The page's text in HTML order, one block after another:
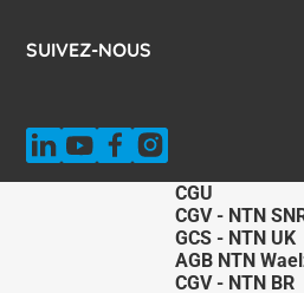
SUIVEZ-NOUS
CGU
CGV - NTN
GCS - NTN UK
AGB NTN
CGV - NTN BR